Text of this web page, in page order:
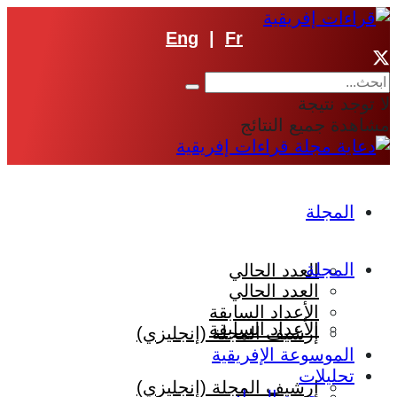
Eng Fr
لا توجد نتيجة
مشاهدة جميع النتائج
المجلة
العدد الحالي
الأعداد السابقة
إرشيف المجلة (إنجليزي)
المجلة
العدد الحالي
الأعداد السابقة
إرشيف المجلة (إنجليزي)
الموسوعة الإفريقية
تحليلات